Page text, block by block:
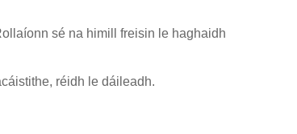
sé na himill freisin le haghaidh
réidh le dáileadh.